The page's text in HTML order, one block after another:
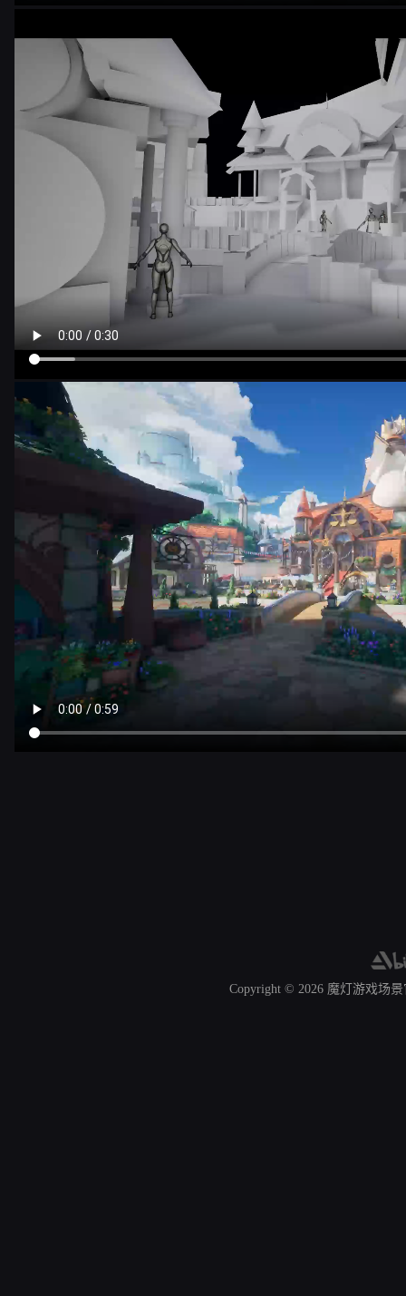
Copyright © 2026魔灯游戏场景